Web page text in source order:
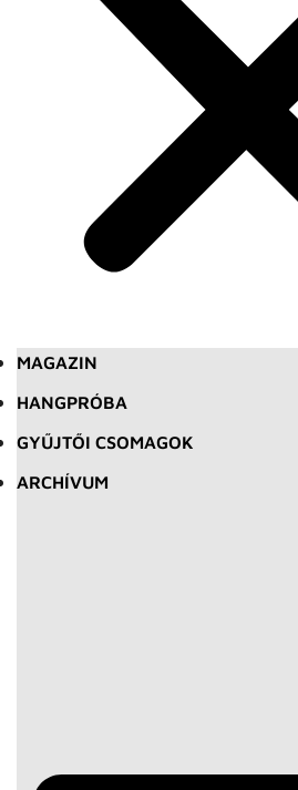
MAGAZIN
HANGPRÓBA
GYŰJTŐI CSOMAGOK
ARCHÍVUM